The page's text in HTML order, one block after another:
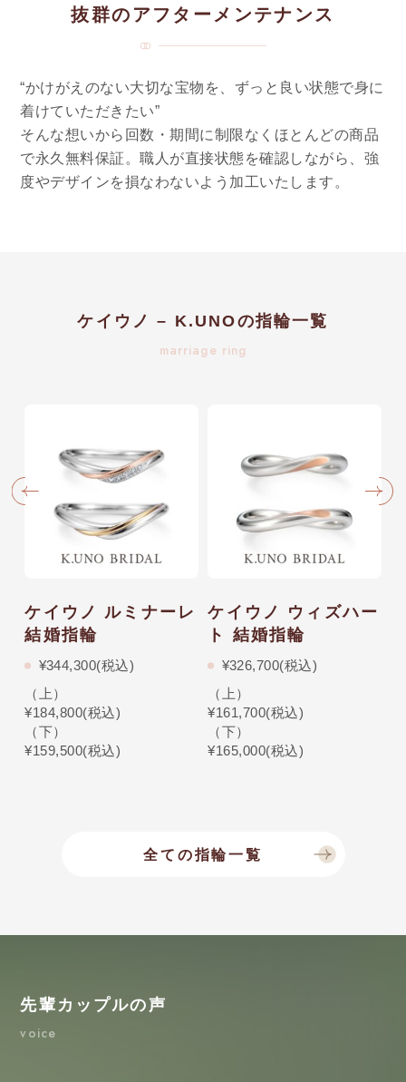
抜群のアフターメンテナンス
“かけがえのない大切な宝物を、ずっと良い状態で身に
着けていただきたい”
そんな想いから回数・期間に制限なくほとんどの商品
で永久無料保証。職人が直接状態を確認しながら、強
度やデザインを損なわないよう加工いたします。
ケイウノ – K.UNOの指輪一覧
marriage ring
全ての指輪一覧
ケイウノ ルミナーレ
結婚指輪
¥344,300(税込)
（上）
¥184,800(税込)
（下）
¥159,500(税込)
ケイウノ ウィズハー
ト 結婚指輪
¥326,700(税込)
（上）
¥161,700(税込)
（下）
¥165,000(税込)
先輩カップルの声
voice